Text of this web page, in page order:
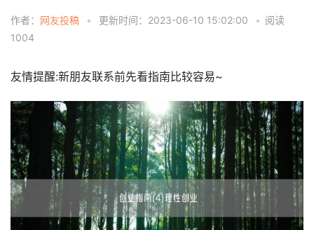
作者： 网友投稿 • 更新时间：2023-06-10 15:02:00 • 阅读
1004
友情提醒:新朋友联系前先看指南比较容易~